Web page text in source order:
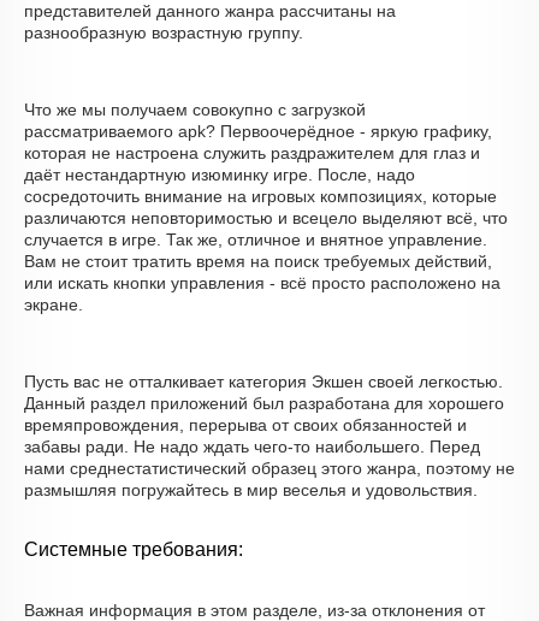
представителей данного жанра рассчитаны на
разнообразную возрастную группу.
Что же мы получаем совокупно с загрузкой
рассматриваемого apk? Первоочерёдное - яркую графику,
которая не настроена служить раздражителем для глаз и
даёт нестандартную изюминку игре. После, надо
сосредоточить внимание на игровых композициях, которые
различаются неповторимостью и всецело выделяют всё, что
случается в игре. Так же, отличное и внятное управление.
Вам не стоит тратить время на поиск требуемых действий,
или искать кнопки управления - всё просто расположено на
экране.
Пусть вас не отталкивает категория Экшен своей легкостью.
Данный раздел приложений был разработана для хорошего
времяпровождения, перерыва от своих обязанностей и
забавы ради. Не надо ждать чего-то наибольшего. Перед
нами среднестатистический образец этого жанра, поэтому не
размышляя погружайтесь в мир веселья и удовольствия.
Системные требования:
Важная информация в этом разделе, из-за отклонения от